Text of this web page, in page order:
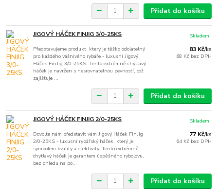
Přidat do košíku
JIGOVÝ HÁČEK FINJIG 3/0-25KS
Představujeme produkt, který je těžko odolatelný
pro každého vášnivého rybáře - luxusní Jigový
Háček FinJig 3/0-25KS. Tento extrémně chytlavý
háček je navržen s nesrovnatelnou pevností, což
zajišťuje ...
83 Kč/ks
68 Kč bez DPH
Skladem
Přidat do košíku
JIGOVÝ HÁČEK FINJIG 2/0-25KS
Dovolte nám představit vám Jigový Háček FinJig
2/0-25KS - luxusní rybářský háček, který je
symbolem kvality a efektivity. Tento extrémně
chytlavý háček je garantem úspěšného rybolovu,
bez ohledu na po...
77 Kč/ks
64 Kč bez DPH
Skladem
Přidat do košíku